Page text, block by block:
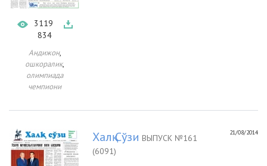
3119
834
Андижон,
ошкоралик,
олимпиада
чемпиони
21/08/2014
Халқ Сўзи ВЫПУСК №161
(6091)